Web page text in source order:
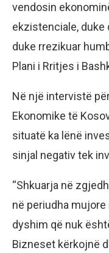
vendosin
ekzistenciale,
duke rrezikuar
Plani i Rritjes i
Në një intervistë
Ekonomike të
situatë ka lënë
sinjal negativ tek
“Shkuarja në
në periudha
dyshim që nuk
Bizneset kërkojnë